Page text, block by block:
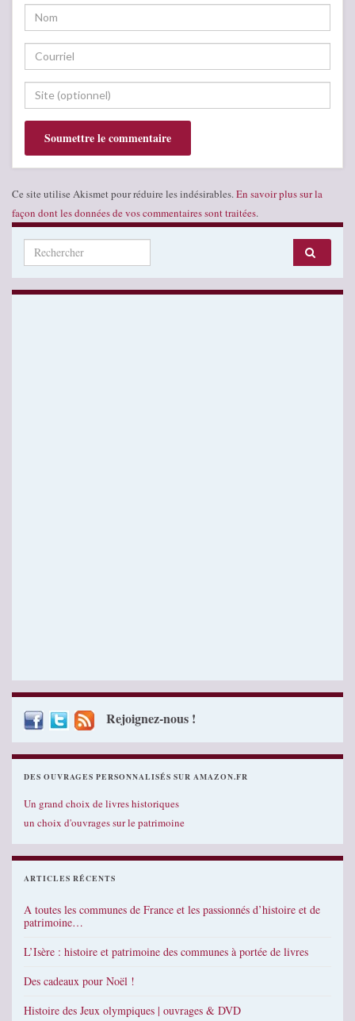
Ce site utilise Akismet pour réduire les indésirables. En savoir plus sur la
façon dont les données de vos commentaires sont traitées.
Search for:
Rejoignez-nous !
DES OUVRAGES PERSONNALISÉS SUR AMAZON.FR
Un grand choix de livres historiques
un choix d'ouvrages sur le patrimoine
ARTICLES RÉCENTS
A toutes les communes de France et les passionnés d’histoire et de
patrimoine…
L’Isère : histoire et patrimoine des communes à portée de livres
Des cadeaux pour Noël !
Histoire des Jeux olympiques | ouvrages & DVD